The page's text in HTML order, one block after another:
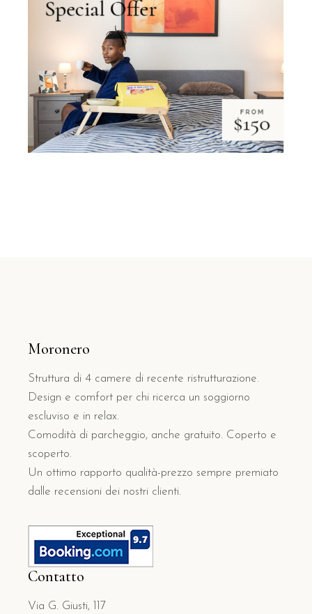
Moronero
Struttura di 4 camere di recente ristrutturazione.
Design e comfort per chi ricerca un soggiorno
escluviso e in relax.
Comodità di parcheggio, anche gratuito. Coperto e
scoperto.
Un ottimo rapporto qualità-prezzo sempre premiato
dalle recensioni dei nostri clienti.
Contatto
Via G. Giusti, 117